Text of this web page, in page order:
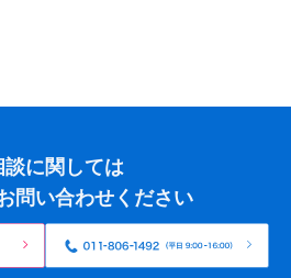
談に関しては
問い合わせください